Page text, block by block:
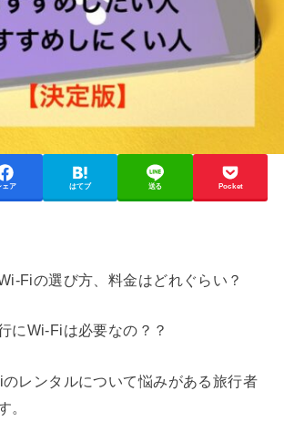
ェア はてブ 送る Pocket
Fiの選び方、料金はどれぐらい？
にWi-Fiは必要なの？？
レンタルについて悩みがある旅行者
。